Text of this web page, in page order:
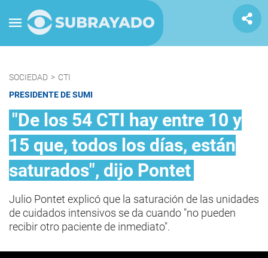
SOCIEDAD > CTI
PRESIDENTE DE SUMI
"De los 54 CTI hay entre 10 y
15 que, todos los días, están
saturados", dijo Pontet
Julio Pontet explicó que la saturación de las unidades
de cuidados intensivos se da cuando "no pueden
recibir otro paciente de inmediato".